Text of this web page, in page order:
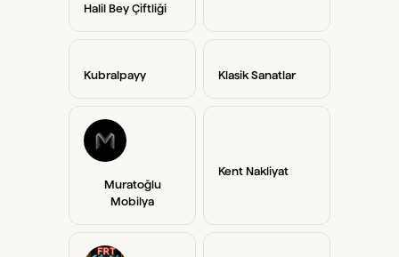
Halil Bey Çiftliği
Kubralpayy Klasik Sanatlar
Muratoğlu
Mobilya
Kent Nakliyat